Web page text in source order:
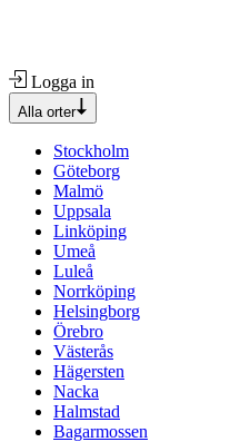
Logga in
Alla orter
Stockholm
Göteborg
Malmö
Uppsala
Linköping
Umeå
Luleå
Norrköping
Helsingborg
Örebro
Västerås
Hägersten
Nacka
Halmstad
Bagarmossen